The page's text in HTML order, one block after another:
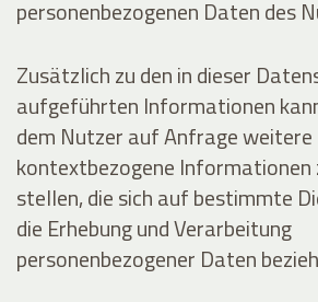
personenbezogenen Daten des
Zusätzlich zu den in dieser
aufgeführten Informationen
dem Nutzer auf Anfrage weitere
kontextbezogene Informationen
stellen, die sich auf bestimmte
die Erhebung und Verarbeitung
personenbezogener Daten